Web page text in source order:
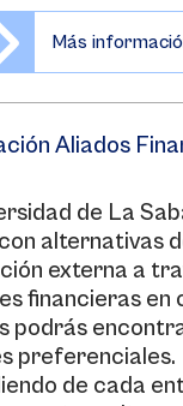
Más
Aliados
de La
alternativas
externa a
financieras en
podrás
preferenciales.
de cada